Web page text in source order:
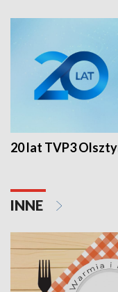
20 lat TVP3
INNE